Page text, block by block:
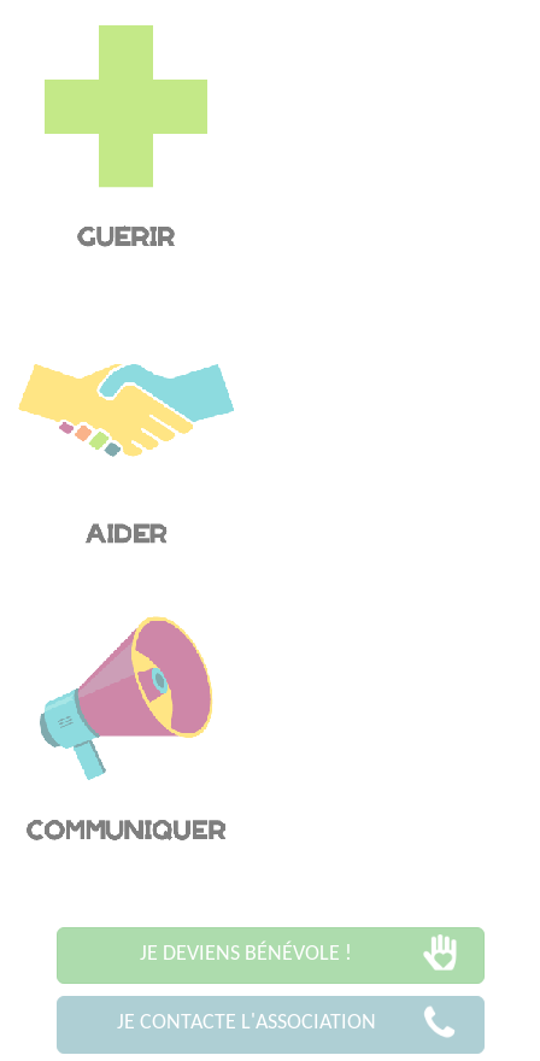
JE DEVIENS BÉNÉVOLE !
JE CONTACTE L'ASSOCIATION